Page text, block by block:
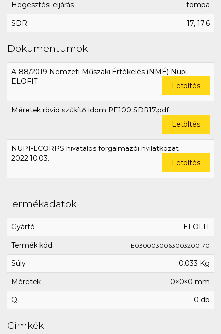
Hegesztési eljárás tompa
SDR 17, 17.6
Dokumentumok
A-88/2019 Nemzeti Műszaki Értékelés (NMÉ) Nupi
ELOFIT
Letöltés
Méretek rövid szűkítő idom PE100 SDR17.pdf
Letöltés
NUPI-ECORPS hivatalos forgalmazói nyilatkozat
2022.10.03.
Letöltés
Termékadatok
Gyártó ELOFIT
Termék kód E0300030063003200170
Súly 0,033 Kg
Méretek 0×0×0 mm
Q 0 db
Címkék